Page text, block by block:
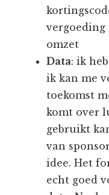
vergoeding
omzet
Data: ik
ik kan me
toekomst
komt over
gebruikt
van
idee. Het
echt goed